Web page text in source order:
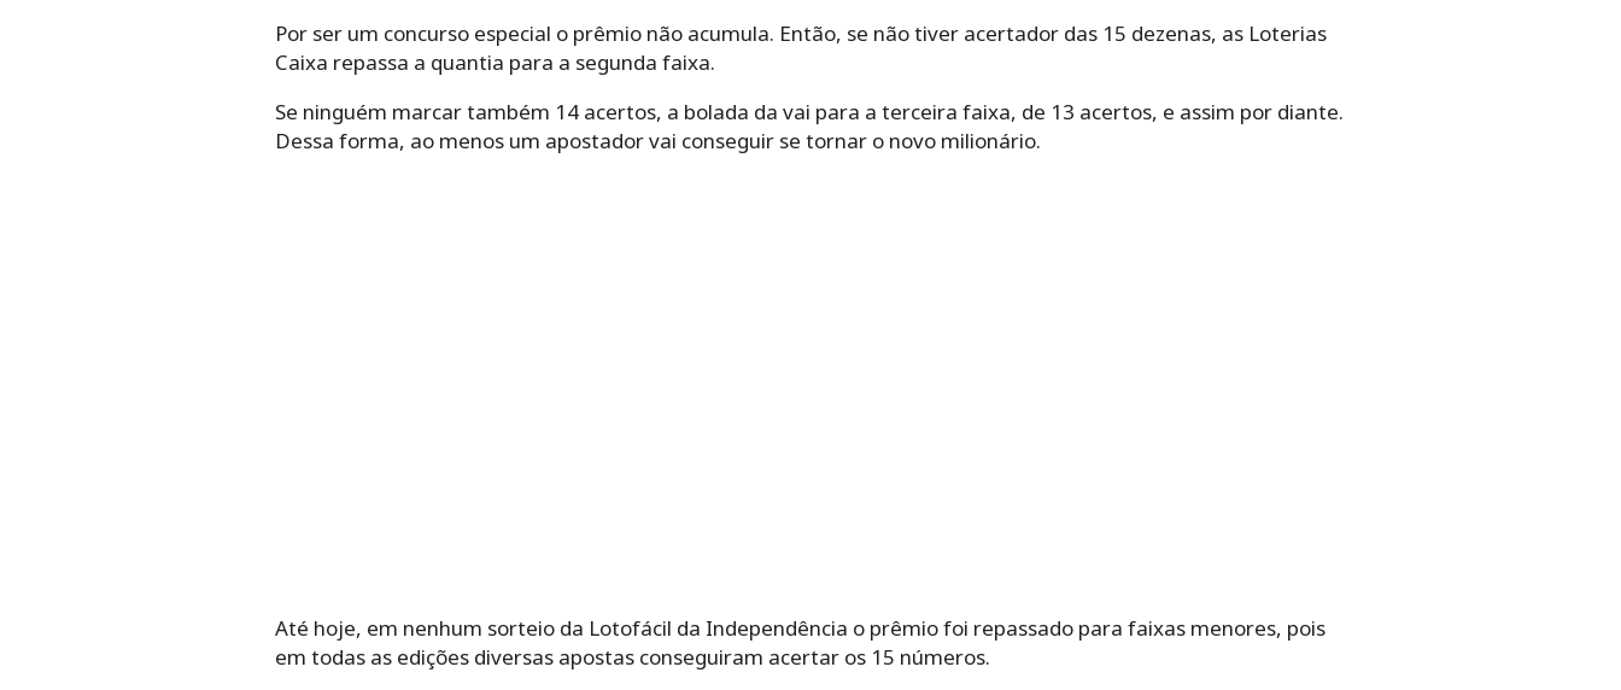
Por ser um concurso especial o prêmio não acumula. Então, se não tiver acertador das 15 dezenas, as Loterias
Caixa repassa a quantia para a segunda faixa.
Se ninguém marcar também 14 acertos, a bolada da vai para a terceira faixa, de 13 acertos, e assim por diante.
Dessa forma, ao menos um apostador vai conseguir se tornar o novo milionário.
Até hoje, em nenhum sorteio da Lotofácil da Independência o prêmio foi repassado para faixas menores, pois
em todas as edições diversas apostas conseguiram acertar os 15 números.